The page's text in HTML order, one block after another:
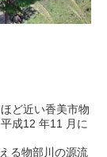
ど近い香美市物
成12 年11 月に
る物部川の源流